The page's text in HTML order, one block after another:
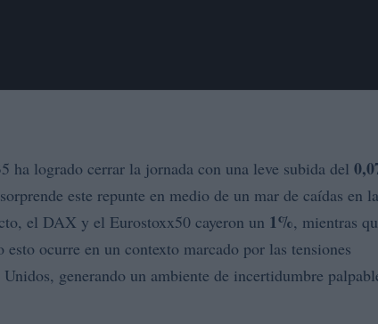
ha logrado cerrar la jornada con una leve subida del
este repunte en medio de un mar de caídas en
el DAX y el Eurostoxx50 cayeron un 1%, mientras
esto ocurre en un contexto marcado por las tensiones
generando un ambiente de incertidumbre